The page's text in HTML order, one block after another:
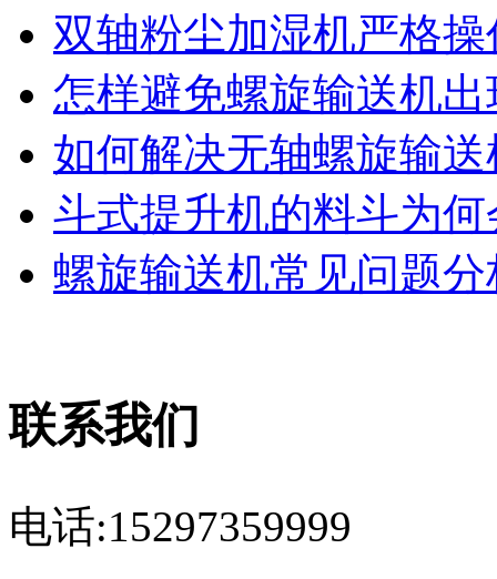
双轴粉尘加湿机严格操
怎样避免螺旋输送机
如何解决无轴螺旋输
斗式提升机的料斗为
螺旋输送机常见问题
联系我们
电话:15297359999